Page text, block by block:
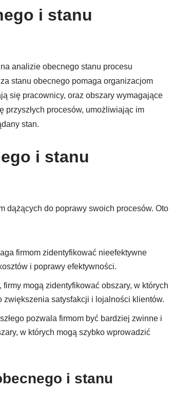
i stanu
analizie obecnego stanu procesu
stanu obecnego pomaga organizacjom
się pracownicy, oraz obszary wymagające
przyszłych procesów, umożliwiając im
stan.
i stanu
dążących do poprawy swoich procesów. Oto
firmom zidentyfikować nieefektywne
i poprawy efektywności.
mogą zidentyfikować obszary, w których
satysfakcji i lojalności klientów.
pozwala firmom być bardziej zwinne i
w których mogą szybko wprowadzić
i stanu